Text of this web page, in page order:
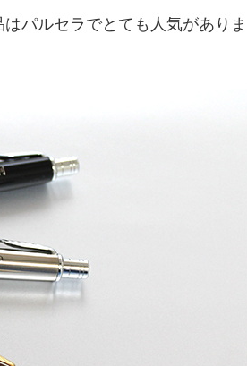
パルセラでとても人気がありま